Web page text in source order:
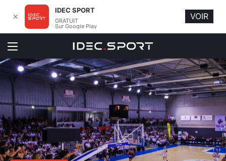
Menu
✕
IDEC SPORT
GRATUIT
Sur Google Play
VOIR